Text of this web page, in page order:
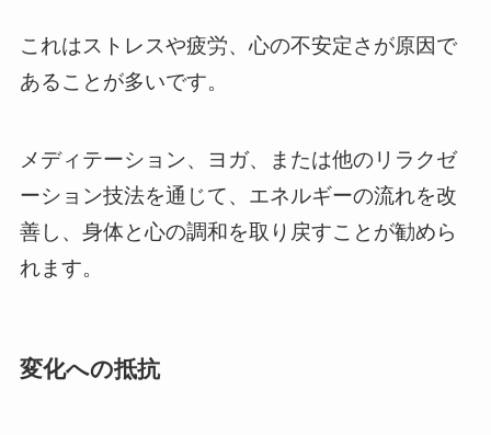
これはストレスや疲労、心の不安定さが原因で
あることが多いです。
メディテーション、ヨガ、または他のリラクゼ
ーション技法を通じて、エネルギーの流れを改
善し、身体と心の調和を取り戻すことが勧めら
れます。
変化への抵抗